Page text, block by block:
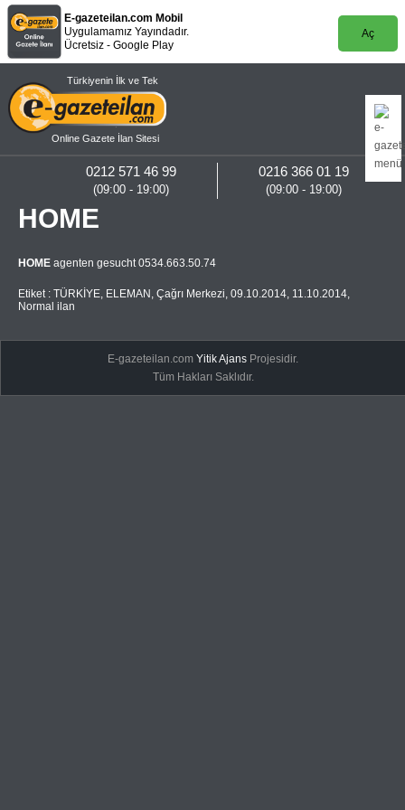
E-gazeteilan.com Mobil
Uygulamamız Yayındadır.
Ücretsiz - Google Play
Aç
Türkiyenin İlk ve Tek
Online Gazete İlan Sitesi
0216 366 01 19
(09:00 - 19:00)
0212 571 46 99
(09:00 - 19:00)
HOME
HOME agenten gesucht 0534.663.50.74
Etiket : TÜRKİYE, ELEMAN , Çağrı Merkezi, 09.10.2014, 11.10.2014,
Normal ilan
E-gazeteilan.comYitik Ajans Projesidir.
Tüm Hakları Saklıdır.